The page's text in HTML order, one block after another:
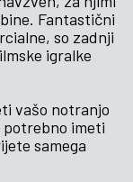
Fantastični
so zadnji
igralke
vašo notranjo
imeti
samega